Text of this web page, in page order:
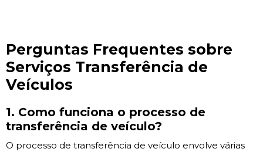
Perguntas Frequentes sobre
Serviços Transferência de
Veículos
1. Como funciona o processo de
transferência de veículo?
O processo de transferência de veículo envolve várias